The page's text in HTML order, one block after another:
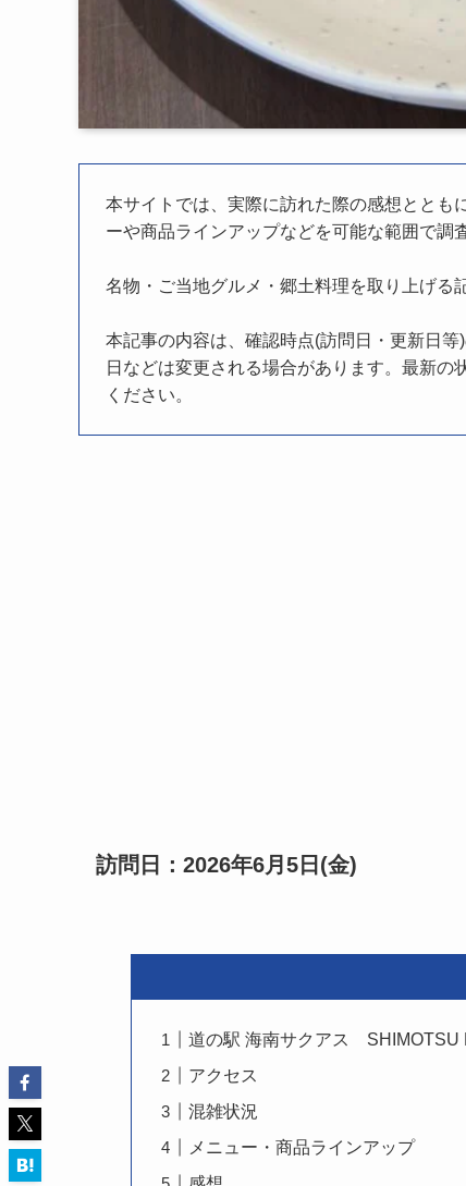
本サイトでは、実際に訪れた際の感想ととも
ーや商品ラインアップなどを可能な範囲で調
名物・ご当地グルメ・郷土料理を取り上げる
本記事の内容は、確認時点(訪問日・更新日
日などは変更される場合があります。最新
ください。
訪問日：2026年6月5日(金)
道の駅 海南サクアス SHIMOTSU
アクセス
混雑状況
メニュー・商品ラインアップ